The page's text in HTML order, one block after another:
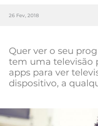
Sociedade
Negócios
Mundial
26 Fev, 2018
Quer ver o seu
tem uma televisão
apps para ver
dispositivo, a